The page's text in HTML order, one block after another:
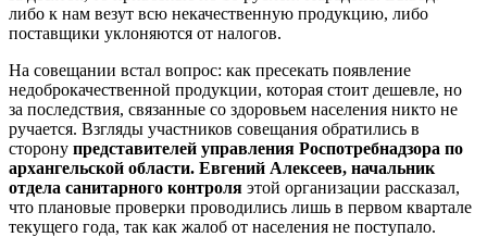
либо к нам везут всю некачественную продукцию, либо
поставщики уклоняются от налогов.
На совещании встал вопрос: как пресекать появление
недоброкачественной продукции, которая стоит дешевле, но
за последствия, связанные со здоровьем населения никто не
ручается. Взгляды участников совещания обратились в
сторону представителей управления Роспотребнадзора по
архангельской области. Евгений Алексеев, начальник
отдела санитарного контроля этой организации рассказал,
что плановые проверки проводились лишь в первом квартале
текущего года, так как жалоб от населения не поступало.